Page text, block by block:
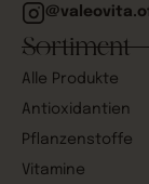
Sortiment
Alle Produkte
Antioxidantien
Pflanzenstoffe
Vitamine